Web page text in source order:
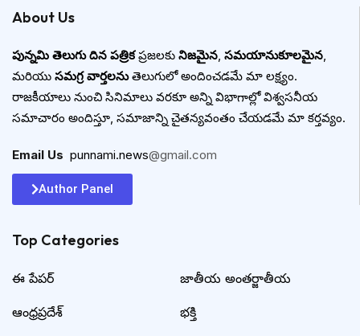
About Us
పున్నమి తెలుగు దిన పత్రికప్రజలకు నిజమైన సమయానుకూలమైన
మరియు సమగ్ర వార్తలనుతెలుగులో అందించడమే మా లక్ష్యం.
రాజకీయాలు నుంచి సినిమాలు వరకూ అన్ని విభాగాల్లో విశ్వసనీయ
సమాచారం అందిస్తూ, సమాజాన్ని చైతన్యవంతం చేయడమే మా కర్తవ్యం.
Email Us punnami.news@gmail.com
Author Panel
Top Categories​
ఈ పేపర్
ఆంధ్రప్రదేశ్
జాతీయ అంతర్జాతీయ
భక్తి